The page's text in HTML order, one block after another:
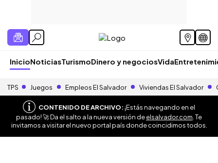
InicioNoticiasTurismoDinero y negociosVida
TPS Juegos Empleos El Salvador Viviendas El Salvador
CONTENIDO DE ARCHIVO:¡Estás navegando en el
pasado! 🚀 Da el salto a la nueva versión deelsalvador.com . Te
invitamos a visitar el nuevo portal país donde coincidimos todos.